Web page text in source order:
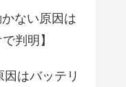
ない原因は
判明】
はバッテリ